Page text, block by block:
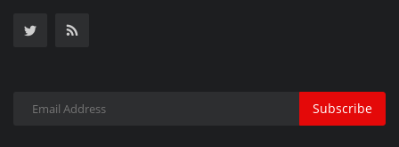
Subscribe